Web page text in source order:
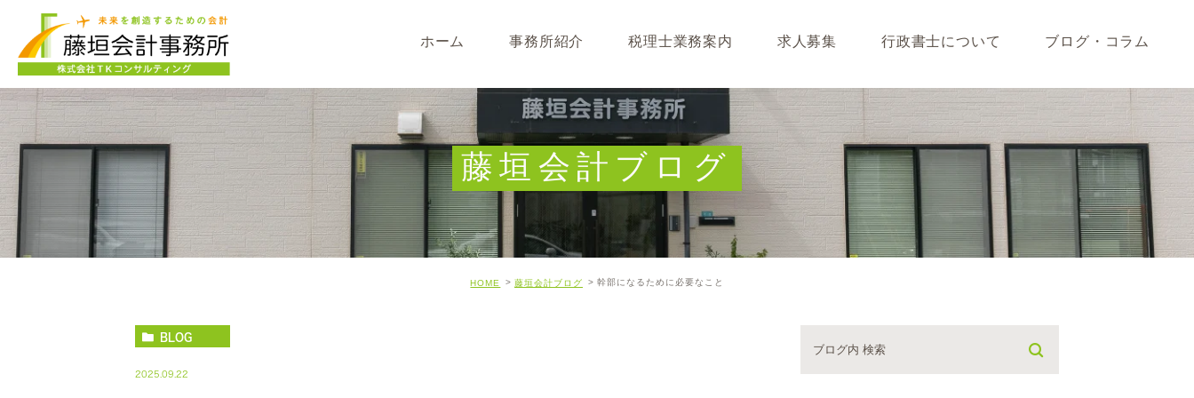
ホーム 事務所紹介
事務所･スタッフ紹介
求人募集
税理士業務案内
なぜ税理士が必要なのか
キャッシュフロー経営について
開業･経営支援について
相続について･事業承継について
求人募集 行政書士について ブログ・コラム
藤垣会計ブログ
行政書士川島ブログ
365BLOG
コラム
藤垣会計ブログ
HOME 藤垣会計ブログ 幹部になるために必要なこと
BLOG
2025.09.22